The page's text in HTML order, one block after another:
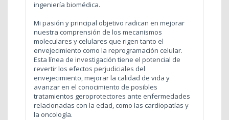
ingeniería biomédica.
Mi pasión y principal objetivo radican en mejorar
nuestra comprensión de los mecanismos
moleculares y celulares que rigen tanto el
envejecimiento como la reprogramación celular.
Esta línea de investigación tiene el potencial de
revertir los efectos perjudiciales del
envejecimiento, mejorar la calidad de vida y
avanzar en el conocimiento de posibles
tratamientos geroprotectores ante enfermedades
relacionadas con la edad, como las cardiopatías y
la oncología.